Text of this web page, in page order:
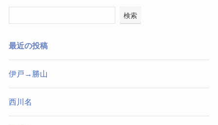
検索
最近の投稿
伊戸→勝山
西川名